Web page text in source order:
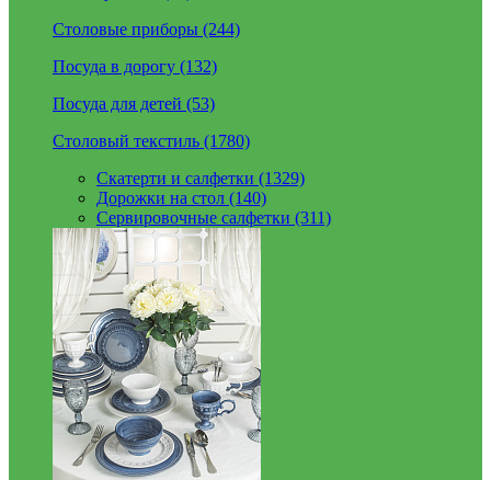
Столовые приборы (244)
Посуда в дорогу (132)
Посуда для детей (53)
Столовый текстиль (1780)
Скатерти и салфетки (1329)
Дорожки на стол (140)
Сервировочные салфетки (311)